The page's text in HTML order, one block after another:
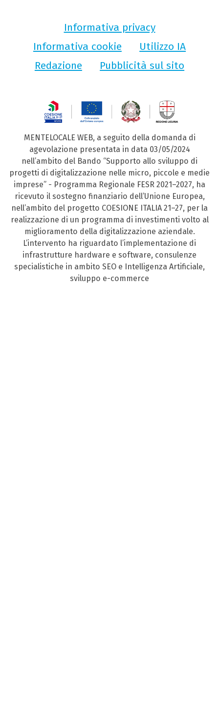
Informativa privacy
Informativa cookie
Utilizzo IA
Redazione
Pubblicità sul sito
MENTELOCALE WEB, a seguito della domanda di
agevolazione presentata in data 03/05/2024
nell’ambito del Bando “Supporto allo sviluppo di
progetti di digitalizzazione nelle micro, piccole e medie
imprese” - Programma Regionale FESR 2021–2027, ha
ricevuto il sostegno finanziario dell’Unione Europea,
nell’ambito del progetto COESIONE ITALIA 21–27, per la
realizzazione di un programma di investimenti volto al
miglioramento della digitalizzazione aziendale.
L’intervento ha riguardato l’implementazione di
infrastrutture hardware e software, consulenze
specialistiche in ambito SEO e Intelligenza Artificiale,
sviluppo e-commerce